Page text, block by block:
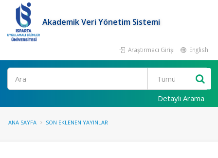
Akademik Veri Yönetim Sistemi
Araştırmacı Girişi English
Ara
Detaylı Arama
ANA SAYFA SON EKLENEN YAYINLAR